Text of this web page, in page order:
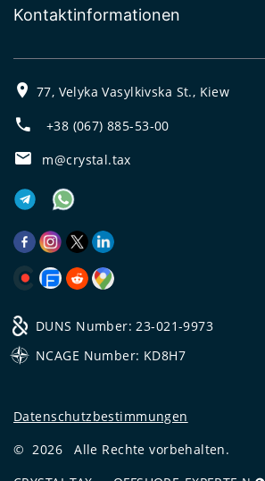
Kontaktinformationen
77, Velyka Vasylkivska St., Kiew
+38 (067) 885-53-00
m@crystal.tax
DUNS Number: 23-021-9973
NCAGE Number: KD8H7
Datenschutzbestimmungen
© 2026
Alle Rechte vorbehalten.